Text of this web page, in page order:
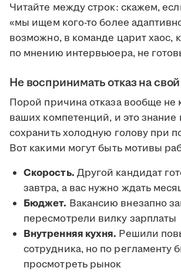
Читайте между строк: скажем,
«мы ищем кого-то более
возможно, в команде царит хаос,
по мнению интервьюера, не
Не воспринимать отказ на
Порой причина отказа вообще не
ваших компетенций, и это знание
сохранить холодную голову при
Вот какими могут быть мотивы
Скорость. Другой кандидат
завтра, а вас нужно ждать
Бюджет. Вакансию внезапно
пересмотрели вилку зарплаты
Внутренняя кухня. Решили
сотрудника, но по регламенту
просмотреть рынок